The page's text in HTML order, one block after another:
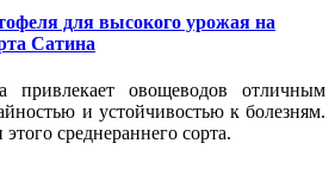
для высокого урожая на
Сатина
привлекает овощеводов отличным
и устойчивостью к болезням.
среднераннего сорта.